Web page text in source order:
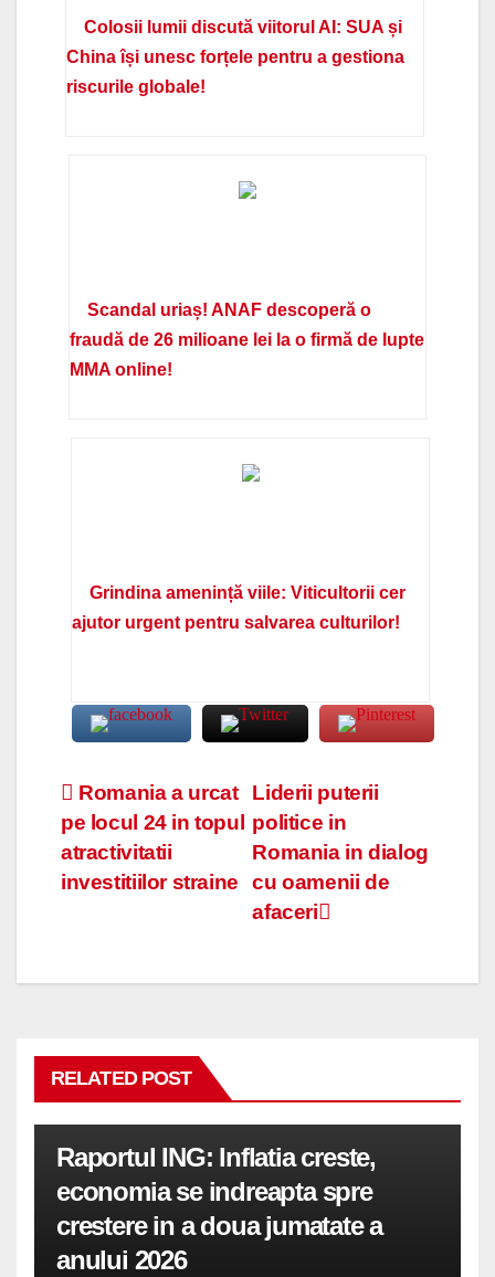
Colosii lumii discută viitorul AI: SUA și
China își unesc forțele pentru a gestiona
riscurile globale!
Scandal uriaș! ANAF descoperă o
fraudă de 26 milioane lei la o firmă de lupte
MMA online!
Grindina amenință viile: Viticultorii cer
ajutor urgent pentru salvarea culturilor!
Navigare
în
articole
Liderii puterii
politice in
Romania in dialog
cu oamenii de
afaceri
Romania a urcat
pe locul 24 in topul
atractivitatii
investitiilor straine
RELATED POST
Raportul ING: Inflatia creste,
economia se indreapta spre
crestere in a doua jumatate a
anului 2026